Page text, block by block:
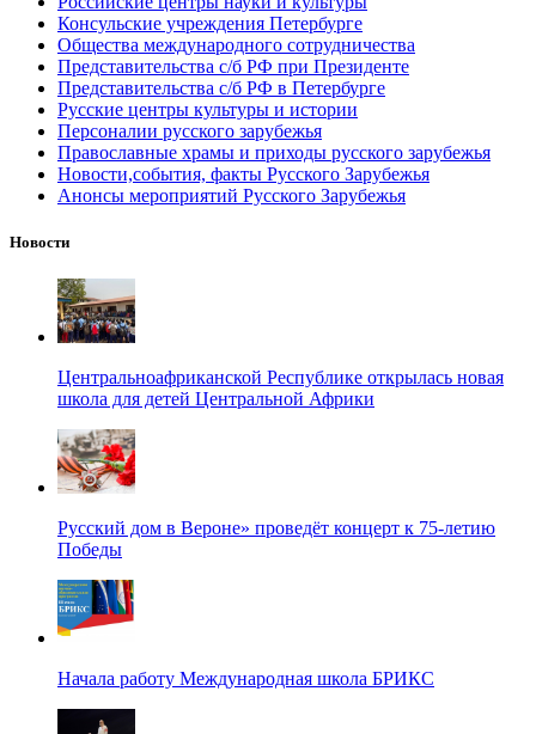
Консульские учреждения Петербурге
Общества международного сотрудничества
Представительства с/б РФ при Президенте
Представительства с/б РФ в Петербурге
Русские центры культуры и истории
Персоналии русского зарубежья
Православные храмы и приходы русского зарубежья
Новости,события, факты Русского Зарубежья
Анонсы мероприятий Русского Зарубежья
Новости
Центральноафриканской Республике открылась новая
школа для детей Центральной Африки
Русский дом в Вероне» проведёт концерт к 75-летию
Победы
Начала работу Международная школа БРИКС